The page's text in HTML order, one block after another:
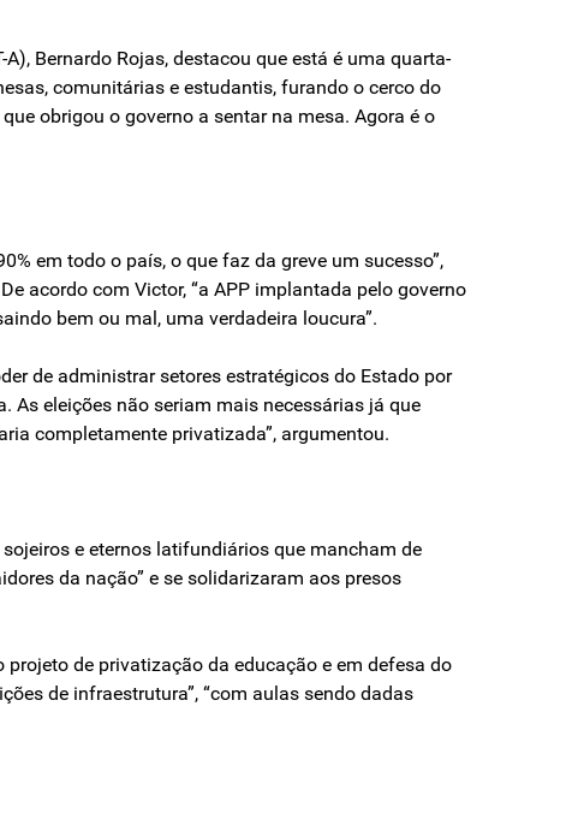
Bernardo Rojas, destacou que está é uma quarta-
comunitárias e estudantis, furando o cerco do
obrigou o governo a sentar na mesa. Agora é o
em todo o país, o que faz da greve um sucesso”,
acordo com Victor, “a APP implantada pelo governo
bem ou mal, uma verdadeira loucura”.
de administrar setores estratégicos do Estado por
As eleições não seriam mais necessárias já que
completamente privatizada”, argumentou.
e eternos latifundiários que mancham de
da nação” e se solidarizaram aos presos
de privatização da educação e em defesa do
de infraestrutura”, “com aulas sendo dadas